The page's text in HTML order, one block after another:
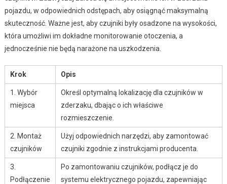
pojazdu, w odpowiednich odstępach, aby osiągnąć maksymalną
skuteczność. Ważne jest, aby czujniki były osadzone na wysokości,
która umożliwi im dokładne monitorowanie otoczenia, a
jednocześnie nie będą narażone na uszkodzenia.
Krok Opis
1. Wybór
miejsca
Określ optymalną lokalizację dla czujników w
zderzaku, dbając o ich właściwe
rozmieszczenie.
2. Montaż
czujników
Użyj odpowiednich narzędzi, aby zamontować
czujniki zgodnie z instrukcjami producenta.
3.
Podłączenie
Po zamontowaniu czujników, podłącz je do
systemu elektrycznego pojazdu, zapewniając